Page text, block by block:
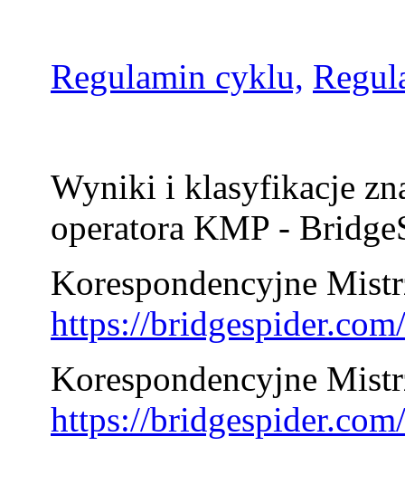
Regulamin cyklu,
Wyniki i klasyfikacje
operatora KMP -
Korespondencyjne
https://
Korespondencyjne
https://